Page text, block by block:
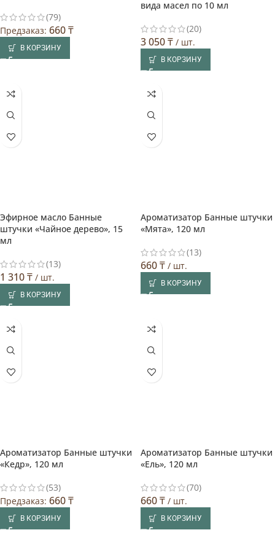
(79)
Предзаказ: 660₸
В КОРЗИНУ
вида масел по 10 мл
(20)
3 050₸ / шт.
В КОРЗИНУ
Эфирное масло Банные
штучки «Чайное дерево», 15
мл
(13)
1 310₸ / шт.
В КОРЗИНУ
Ароматизатор Банные штучки
«Мята», 120 мл
(13)
660₸ / шт.
В КОРЗИНУ
Ароматизатор Банные штучки
«Кедр», 120 мл
(53)
Предзаказ: 660₸
В КОРЗИНУ
Ароматизатор Банные штучки
«Ель», 120 мл
(70)
660₸ / шт.
В КОРЗИНУ